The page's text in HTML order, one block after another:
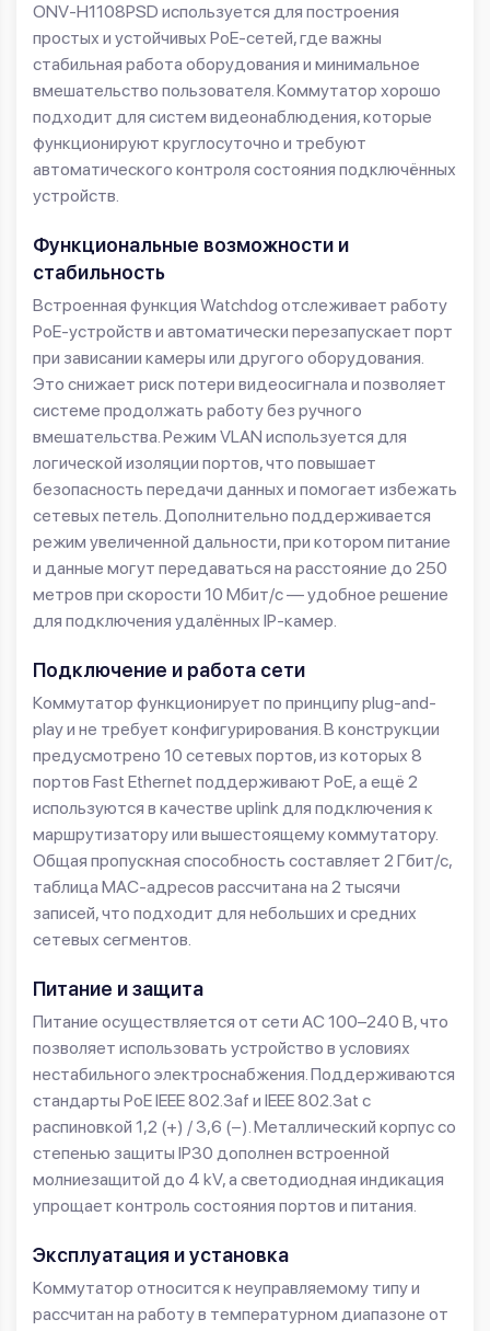
ONV-H1108PSD используется для построения
простых и устойчивых PoE-сетей, где важны
стабильная работа оборудования и минимальное
вмешательство пользователя. Коммутатор хорошо
подходит для систем видеонаблюдения, которые
функционируют круглосуточно и требуют
автоматического контроля состояния подключённых
устройств.
Функциональные возможности и
стабильность
Встроенная функция Watchdog отслеживает работу
PoE-устройств и автоматически перезапускает порт
при зависании камеры или другого оборудования.
Это снижает риск потери видеосигнала и позволяет
системе продолжать работу без ручного
вмешательства. Режим VLAN используется для
логической изоляции портов, что повышает
безопасность передачи данных и помогает избежать
сетевых петель. Дополнительно поддерживается
режим увеличенной дальности, при котором питание
и данные могут передаваться на расстояние до 250
метров при скорости 10 Мбит/с — удобное решение
для подключения удалённых IP-камер.
Подключение и работа сети
Коммутатор функционирует по принципу plug-and-
play и не требует конфигурирования. В конструкции
предусмотрено 10 сетевых портов, из которых 8
портов Fast Ethernet поддерживают PoE, а ещё 2
используются в качестве uplink для подключения к
маршрутизатору или вышестоящему коммутатору.
Общая пропускная способность составляет 2 Гбит/с,
таблица MAC-адресов рассчитана на 2 тысячи
записей, что подходит для небольших и средних
сетевых сегментов.
Питание и защита
Питание осуществляется от сети AC 100–240 В, что
позволяет использовать устройство в условиях
нестабильного электроснабжения. Поддерживаются
стандарты PoE IEEE 802.3af и IEEE 802.3at с
распиновкой 1,2 (+) / 3,6 (−). Металлический корпус со
степенью защиты IP30 дополнен встроенной
молниезащитой до 4 kV, а светодиодная индикация
упрощает контроль состояния портов и питания.
Эксплуатация и установка
Коммутатор относится к неуправляемому типу и
рассчитан на работу в температурном диапазоне от